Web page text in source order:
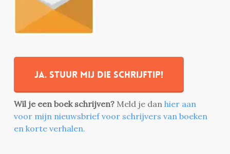
Ja. stuur mij die schrijftip!
Wil je een boek schrijven? Meld je dan hier aan
voor mijn nieuwsbrief voor schrijvers van boeken
en korte verhalen.